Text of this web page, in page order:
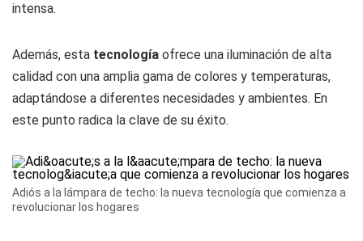
intensa.
Además, esta tecnología ofrece una iluminación de alta
calidad con una amplia gama de colores y temperaturas,
adaptándose a diferentes necesidades y ambientes. En
este punto radica la clave de su éxito.
Adiós a la lámpara de techo: la nueva tecnología que comienza a
revolucionar los hogares